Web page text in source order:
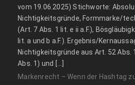
vom 19.06.2025) Stichworte:
Nichtigkeitsgründe, Formmarke/
(Art. 7 Abs. 1 lit. e ii a.F.),
lit. a und b a.F.). Ergebnis/
Nichtigkeitsgründe aus Art. 52 Abs.
Abs. 1) und […]
Markenrecht – Wenn der Hashtag